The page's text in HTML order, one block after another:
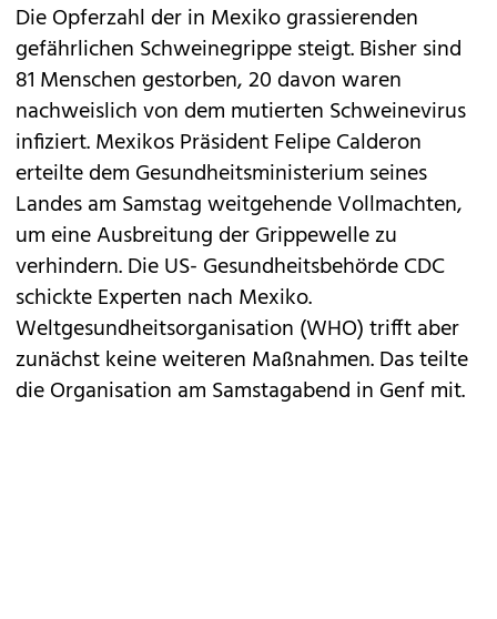
Die Opferzahl der in Mexiko grassierenden
gefährlichen Schweinegrippe steigt. Bisher sind
81 Menschen gestorben, 20 davon waren
nachweislich von dem mutierten Schweinevirus
infiziert. Mexikos Präsident Felipe Calderon
erteilte dem Gesundheitsministerium seines
Landes am Samstag weitgehende Vollmachten,
um eine Ausbreitung der Grippewelle zu
verhindern. Die US- Gesundheitsbehörde CDC
schickte Experten nach Mexiko.
Weltgesundheitsorganisation (WHO) trifft aber
zunächst keine weiteren Maßnahmen. Das teilte
die Organisation am Samstagabend in Genf mit.